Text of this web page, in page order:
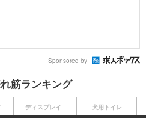
Sponsored by
筋ランキング
ディスプレイ 犬用トイレ